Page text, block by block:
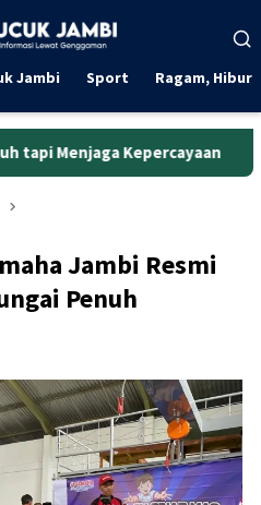
Jambi Sport Ragam,
Curanmor di
Jambi Resmi
Penuh